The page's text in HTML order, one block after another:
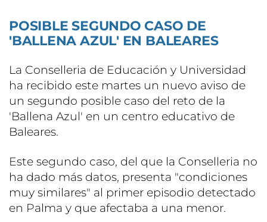
POSIBLE SEGUNDO CASO DE
'BALLENA AZUL' EN BALEARES
La Conselleria de Educación y Universidad
ha recibido este martes un nuevo aviso de
un segundo posible caso del reto de la
'Ballena Azul' en un centro educativo de
Baleares.
Este segundo caso, del que la Conselleria no
ha dado más datos, presenta "condiciones
muy similares" al primer episodio detectado
en Palma y que afectaba a una menor.